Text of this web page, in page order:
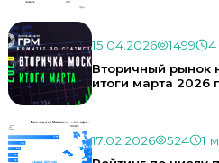
15.04.2026 1499
4
Вторичный рынок
итоги марта 2026
17.02.2026 524
1